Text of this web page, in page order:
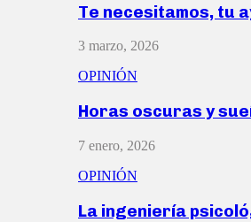
Te necesitamos, tu
3 marzo, 2026
OPINIÓN
Horas oscuras y
7 enero, 2026
OPINIÓN
La ingeniería